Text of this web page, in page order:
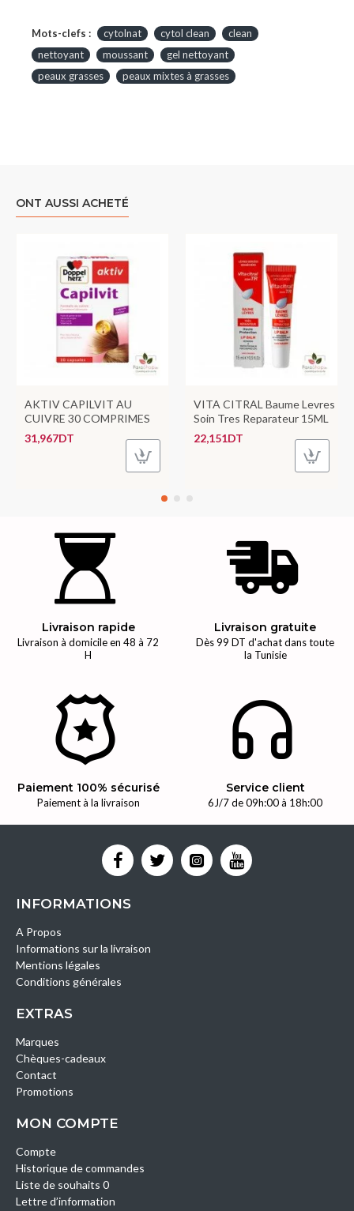
Mots-clefs : cytolnat cytol clean
clean
nettoyant
moussant
gel nettoyant
peaux grasses
peaux mixtes à grasses
ONT AUSSI ACHETÉ
AKTIV CAPILVIT AU
CUIVRE 30 COMPRIMES
31,967DT
VITA CITRAL Baume Levres
Soin Tres Reparateur 15ML
22,151DT
Livraison rapide
Livraison à domicile en 48 à 72
H
Livraison gratuite
Dès 99 DT d'achat dans toute
la Tunisie
Paiement 100% sécurisé
Paiement à la livraison
Service client
6J/7 de 09h:00 à 18h:00
INFORMATIONS
A Propos
Informations sur la livraison
Mentions légales
Conditions générales
EXTRAS
Marques
Chèques-cadeaux
Contact
Promotions
MON COMPTE
Compte
Historique de commandes
Liste de souhaits 0
Lettre d’information